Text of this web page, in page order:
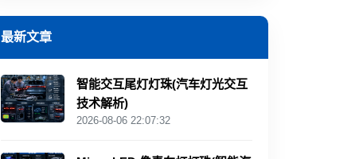
最新文章
智能交互尾灯灯珠(汽车灯光交互
技术解析)
2026-08-06 22:07:32